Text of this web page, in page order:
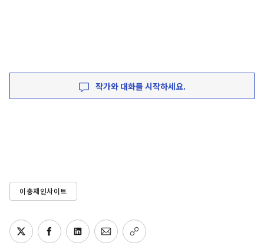
작가와 대화를 시작하세요.
이충재인사이트